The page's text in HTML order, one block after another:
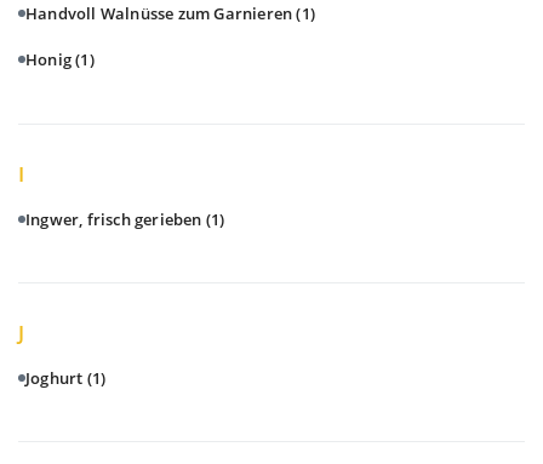
Handvoll Walnüsse zum Garnieren(1)
Honig(1)
I
Ingwer, frisch gerieben (1)
J
Joghurt (1)